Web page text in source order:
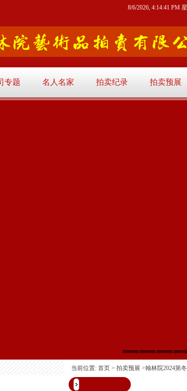
专题 名人名家 拍卖纪录 拍卖预展
8/6/2026, 4:14:42 PM
当前位置: 首页 > 拍卖预展 >翰林院2024第